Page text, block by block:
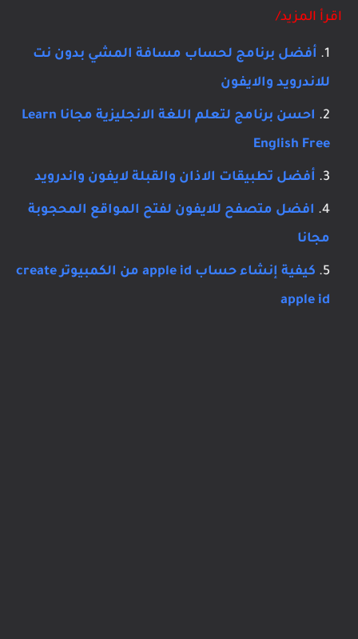
اقرأ المزيد/
أفضل برنامج لحساب مسافة المشي بدون نت
للاندرويد والايفون
احسن برنامج لتعلم اللغة الانجليزية مجانا Learn
English Free
أفضل تطبيقات الاذان والقبلة لايفون واندرويد
افضل متصفح للايفون لفتح المواقع المحجوبة
مجانا
كيفية إنشاء حساب apple id من الكمبيوتر create
apple id